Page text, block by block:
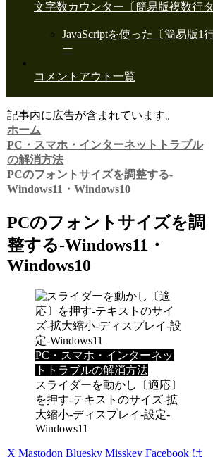
文字数カウンター〔簡易版複数行タ
JavaScriptを使った〔簡易版1
ー
コメントアウト一覧
記事内に広告が含まれています。
ホーム
PC・スマホ・インターネットトラブル
の解消方法
PCのフォントサイズを調整する-
Windows11・Windows10
PCのフォントサイズを調
整する-Windows11・
Windows10
PC・スマホ・インターネッ
トトラブルの解消方法
スライダーを動かし〔適応〕
を押す-テキストのサイズ-拡
大縮小-ディスプレイ-設定-
Windows11
X Mastodon Bluesky Misskey Facebook は